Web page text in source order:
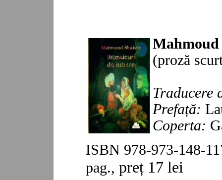
(proză
Traducere
Prefață:
Coperta:
ISBN 978-973-148-
pag., preț 17 lei